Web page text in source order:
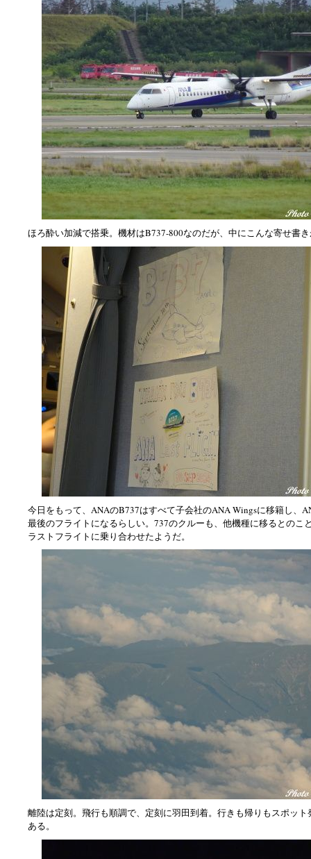
ほろ酔い加減で搭乗。機材はB737-800なのだが、中にこんな寄せ書
今日をもって、ANAのB737はすべて子会社のANA Wingsに移籍し、
最後のフライトになるらしい。737のクルーも、他機種に移るとのこ
ラストフライトに乗り合わせたようだ。
離陸は定刻。飛行も順調で、定刻に羽田到着。行きも帰りもスポッ
ある。